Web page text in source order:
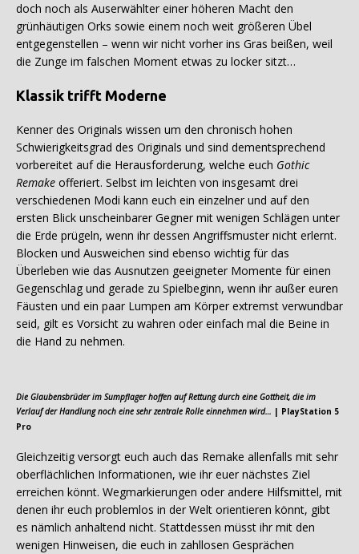
doch noch als Auserwählter einer höheren Macht den
grünhäutigen Orks sowie einem noch weit größeren Übel
entgegenstellen – wenn wir nicht vorher ins Gras beißen, weil
die Zunge im falschen Moment etwas zu locker sitzt…
Klassik trifft Moderne
Kenner des Originals wissen um den chronisch hohen
Schwierigkeitsgrad des Originals und sind dementsprechend
vorbereitet auf die Herausforderung, welche euch Gothic
Remake offeriert. Selbst im leichten von insgesamt drei
verschiedenen Modi kann euch ein einzelner und auf den
ersten Blick unscheinbarer Gegner mit wenigen Schlägen unter
die Erde prügeln, wenn ihr dessen Angriffsmuster nicht erlernt.
Blocken und Ausweichen sind ebenso wichtig für das
Überleben wie das Ausnutzen geeigneter Momente für einen
Gegenschlag und gerade zu Spielbeginn, wenn ihr außer euren
Fäusten und ein paar Lumpen am Körper extremst verwundbar
seid, gilt es Vorsicht zu wahren oder einfach mal die Beine in
die Hand zu nehmen.
Die Glaubensbrüder im Sumpflager hoffen auf Rettung durch eine Gottheit, die im
Verlauf der Handlung noch eine sehr zentrale Rolle einnehmen wird… | PlayStation 5
Pro
Gleichzeitig versorgt euch auch das Remake allenfalls mit sehr
oberflächlichen Informationen, wie ihr euer nächstes Ziel
erreichen könnt. Wegmarkierungen oder andere Hilfsmittel, mit
denen ihr euch problemlos in der Welt orientieren könnt, gibt
es nämlich anhaltend nicht. Stattdessen müsst ihr mit den
wenigen Hinweisen, die euch in zahllosen Gesprächen